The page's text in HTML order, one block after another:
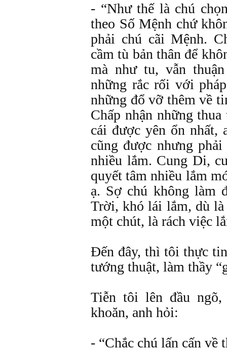
- “Như thế là chú
theo Số Mệnh chứ
phải chú cãi Mệnh.
cầm tù bản thân để
mà như tu, vẫn
những rắc rối với
những đổ vỡ thêm về
Chấp nhận những
cái được yên ổn nhất,
cũng được nhưng
nhiều lắm. Cung Di,
quyết tâm nhiều lắm
ạ. Sợ chú không làm
Trời, khó lái lắm, dù
một chút, là rách việc
Đến đây, thì tôi thực
tướng thuật, làm thầy
Tiễn tôi lên đầu
khoăn, anh hỏi:
- “Chắc chú lấn cấn về